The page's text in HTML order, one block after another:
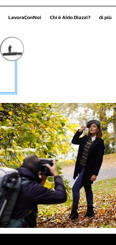
LavoraConNoi Chi è Aldo Diazzi? di più